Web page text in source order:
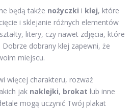
będą także nożyczki i klej, które
i sklejanie różnych elementów
litery, czy nawet zdjęcia, które
dobrany klej zapewni, że
miejscu.
więcej charakteru, rozważ
jak naklejki, brokat lub inne
mogą uczynić Twój plakat